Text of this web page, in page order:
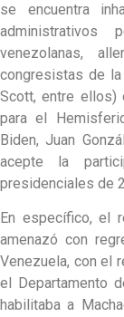
se encuentra
venezolanas,
congresistas de
Scott, entre ellos)
para el
Biden, Juan
acepte la
presidenciales de
En específico, el
amenazó con
Venezuela, con el
el Departamento
habilitaba a